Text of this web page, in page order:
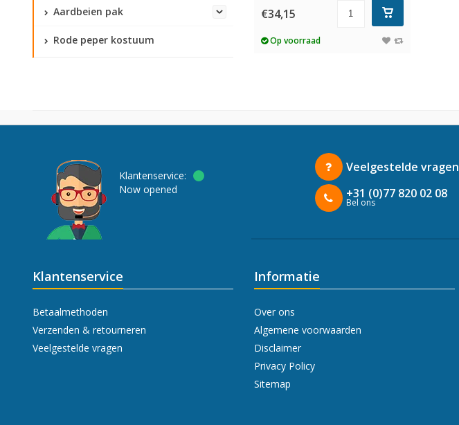
Aardbeien pak
Rode peper kostuum
€34,15
Op voorraad
Klantenservice:
Now opened
Veelgestelde vragen
+31 (0)77 820 02 08
Bel ons
Klantenservice
Betaalmethoden
Verzenden & retourneren
Veelgestelde vragen
Informatie
Over ons
Algemene voorwaarden
Disclaimer
Privacy Policy
Sitemap